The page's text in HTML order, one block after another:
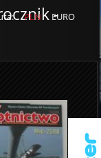
PLN EURO
-